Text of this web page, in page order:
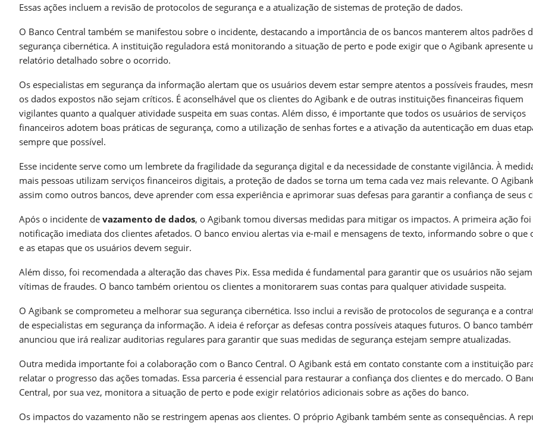
Essas ações incluem a revisão de protocolos de segurança e a atualização de sistemas de proteção de dados.
O Banco Central também se manifestou sobre o incidente, destacando a importância de os bancos manterem altos padrões
segurança cibernética. A instituição reguladora está monitorando a situação de perto e pode exigir que o Agibank apresente
relatório detalhado sobre o ocorrido.
Os especialistas em segurança da informação alertam que os usuários devem estar sempre atentos a possíveis fraudes,
os dados expostos não sejam críticos. É aconselhável que os clientes do Agibank e de outras instituições financeiras fiquem
vigilantes quanto a qualquer atividade suspeita em suas contas. Além disso, é importante que todos os usuários de serviços
financeiros adotem boas práticas de segurança, como a utilização de senhas fortes e a ativação da autenticação em duas
sempre que possível.
Esse incidente serve como um lembrete da fragilidade da segurança digital e da necessidade de constante vigilância. À
mais pessoas utilizam serviços financeiros digitais, a proteção de dados se torna um tema cada vez mais relevante. O
assim como outros bancos, deve aprender com essa experiência e aprimorar suas defesas para garantir a confiança de seus
Após o incidente de vazamento de dados, o Agibank tomou diversas medidas para mitigar os impactos. A primeira ação foi
notificação imediata dos clientes afetados. O banco enviou alertas via e-mail e mensagens de texto, informando sobre o que
e as etapas que os usuários devem seguir.
Além disso, foi recomendada a alteração das chaves Pix. Essa medida é fundamental para garantir que os usuários não sejam
vítimas de fraudes. O banco também orientou os clientes a monitorarem suas contas para qualquer atividade suspeita.
O Agibank se comprometeu a melhorar sua segurança cibernética. Isso inclui a revisão de protocolos de segurança e a
de especialistas em segurança da informação. A ideia é reforçar as defesas contra possíveis ataques futuros. O banco
anunciou que irá realizar auditorias regulares para garantir que suas medidas de segurança estejam sempre atualizadas.
Outra medida importante foi a colaboração com o Banco Central. O Agibank está em contato constante com a instituição
relatar o progresso das ações tomadas. Essa parceria é essencial para restaurar a confiança dos clientes e do mercado. O
Central, por sua vez, monitora a situação de perto e pode exigir relatórios adicionais sobre as ações do banco.
Os impactos do vazamento não se restringem apenas aos clientes. O próprio Agibank também sente as consequências. A